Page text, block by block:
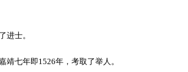
进士。
七年即1526年，考取了举人。